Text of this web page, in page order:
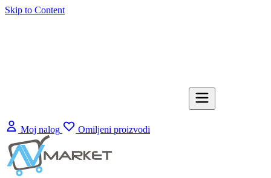
Skip to Content
Moj nalog Omiljeni proizvodi